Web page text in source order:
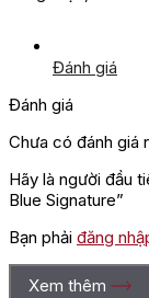
Đánh giá
Đánh giá
Chưa có đánh giá
Hãy là người đầu
Blue Signature”
Bạn phải đăng
Xem thêm